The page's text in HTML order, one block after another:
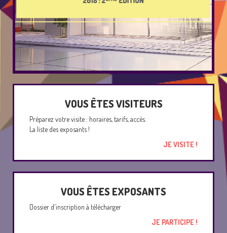
VOUS ÊTES VISITEURS
Préparez votre visite : horaires, tarifs, accès.
La liste des exposants !
JE VISITE !
VOUS ÊTES EXPOSANTS
Dossier d'inscription à télécharger
JE PARTICIPE !